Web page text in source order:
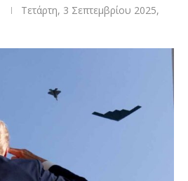
Τετάρτη, 3 Σεπτεμβρίου 2025,